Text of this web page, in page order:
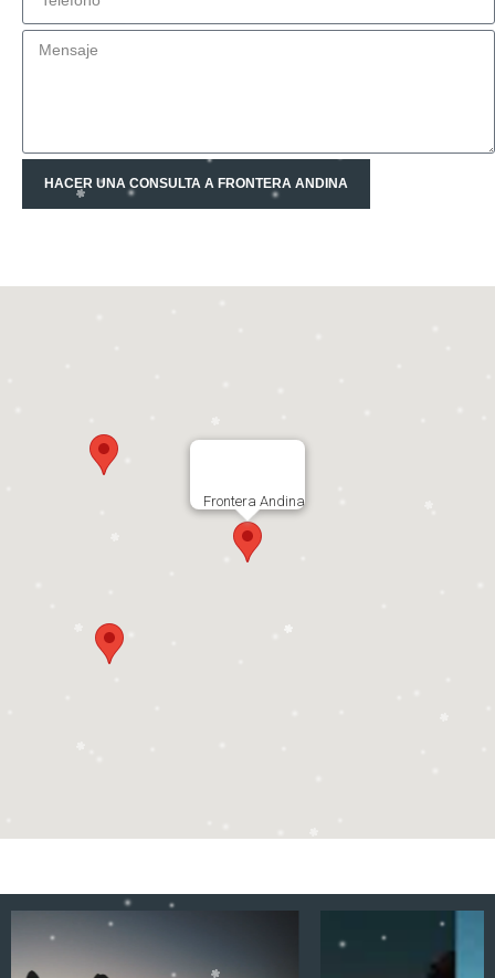
HACER UNA CONSULTA A FRONTERA ANDINA
Frontera Andina